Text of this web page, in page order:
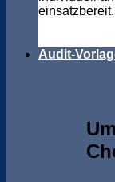
einsatzbereit.
Audit-